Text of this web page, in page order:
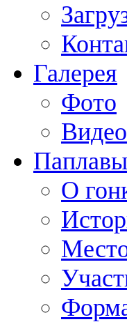
Галерея
Фото
Видео
Паплавы
О